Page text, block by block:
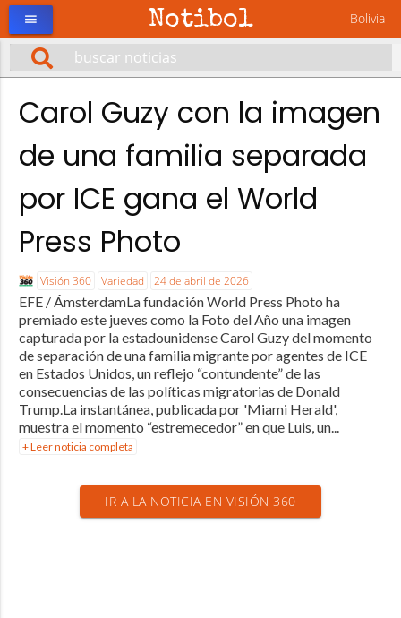
Notibol Bolivia
menu
Carol Guzy con la imagen
de una familia separada
por ICE gana el World
Press Photo
Visión 360 Variedad 24 de abril de 2026
EFE / ÁmsterdamLa fundación World Press Photo ha
premiado este jueves como la Foto del Año una imagen
capturada por la estadounidense Carol Guzy del momento
de separación de una familia migrante por agentes de ICE
en Estados Unidos, un reflejo “contundente” de las
consecuencias de las políticas migratorias de Donald
Trump.La instantánea, publicada por 'Miami Herald',
muestra el momento “estremecedor” en que Luis, un...
+ Leer noticia completa
IR A LA NOTICIA EN VISIÓN 360